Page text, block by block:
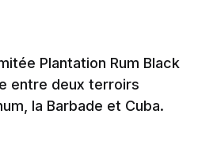
Plantation Rum Black
entre deux terroirs
la Barbade et Cuba.